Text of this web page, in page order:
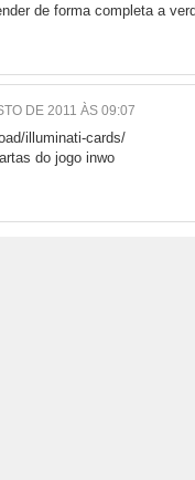
de forma completa a
DE 2011 ÀS 09:07
illuminati-cards/
do jogo inwo